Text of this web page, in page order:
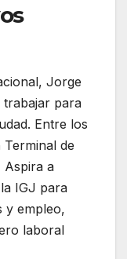
Jorge
trabajar para
Entre los
de
Aspira a
IGJ para
y empleo,
laboral